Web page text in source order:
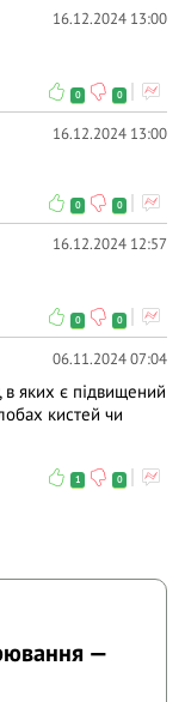
16.12.2024 13:00
0 0
16.12.2024 13:00
0 0
16.12.2024 12:57
0 0
06.11.2024 07:04
в яких є підвищений
кистей чи
1 0
—